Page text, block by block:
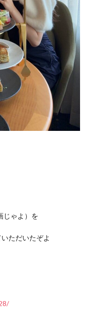
じゃよ）を
ただいたぞよ